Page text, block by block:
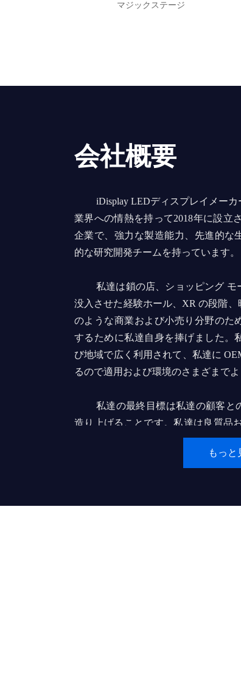
マジックステージ
会社概要
iDisplay LEDディスプレイメー
業界への情熱を持って2018年に設立
企業で、強力な製造能力、先進的な
的な研究開発チームを持っています。
私達は鎖の店、ショッピング モ
没入させた経験ホール、XR の段階
のような商業および小売り分野のた
するために私達自身を捧げました。
び地域で広く利用されて、私達に
るので適用および環境のさまざまでよ
私達の最終目標は私達の顧客と
造り上げることです。私達は良質品
ーザーのために役立つために何百も
れた表示卸し業者または建築業者を
価値観：
もっと